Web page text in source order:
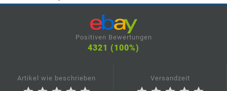
Positiven Bewertungen
4321 (100%)
Artikel wie beschrieben Versandzeit